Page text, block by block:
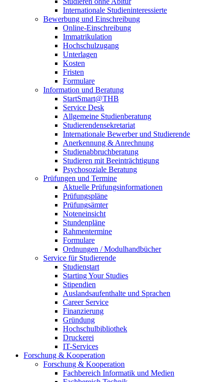
Internationale Studieninteressierte
Bewerbung und Einschreibung
Online-Einschreibung
Immatrikulation
Hochschulzugang
Unterlagen
Kosten
Fristen
Formulare
Information und Beratung
StartSmart@THB
Service Desk
Allgemeine Studienberatung
Studierendensekretariat
Internationale Bewerber und Studierende
Anerkennung & Anrechnung
Studienabbruchberatung
Studieren mit Beeinträchtigung
Psychosoziale Beratung
Prüfungen und Termine
Aktuelle Prüfungsinformationen
Prüfungspläne
Prüfungsämter
Noteneinsicht
Stundenpläne
Rahmentermine
Formulare
Ordnungen / Modulhandbücher
Service für Studierende
Studienstart
Starting Your Studies
Stipendien
Auslandsaufenthalte und Sprachen
Career Service
Finanzierung
Gründung
Hochschulbibliothek
Druckerei
IT-Services
Forschung & Kooperation
Forschung & Kooperation
Fachbereich Informatik und Medien